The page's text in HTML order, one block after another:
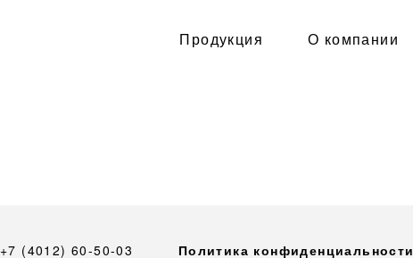
Продукция О компании
+7 (4012) 60-50-03
Политика конфиденциальности